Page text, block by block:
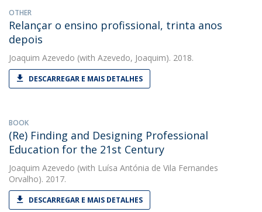
OTHER
Relançar o ensino profissional, trinta anos
depois
Joaquim Azevedo (with Azevedo, Joaquim). 2018.
DESCARREGAR E MAIS DETALHES
BOOK
(Re) Finding and Designing Professional
Education for the 21st Century
Joaquim Azevedo (with Luísa Antónia de Vila Fernandes
Orvalho). 2017.
DESCARREGAR E MAIS DETALHES